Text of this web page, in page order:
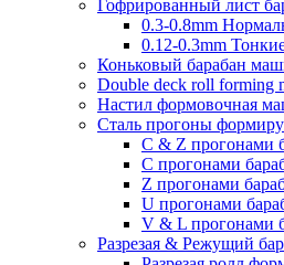
Гофрированный лист
0.3-0.8mm
0.12-0.3mm
Коньковый барабан
Double deck roll forming
Настил формовочная
Сталь прогоны
С & Z прогонами
С прогонами
Z прогонами
U прогонами
V & L прогонами
Разрезая & Режущий